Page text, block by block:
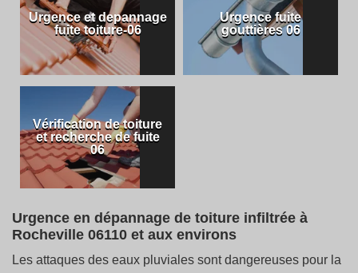
Urgence et depannage
fuite toiture-06
Urgence fuite
gouttières 06
Vérification de toiture
et recherche de fuite
06
Urgence en dépannage de toiture infiltrée à
Rocheville 06110 et aux environs
Les attaques des eaux pluviales sont dangereuses pour la